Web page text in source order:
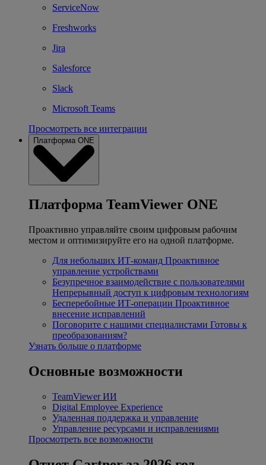
ServiceNow
Freshworks
Jira
Salesforce
Slack
Microsoft Teams
Просмотреть все интеграции
Платформа ONE
Платформа TeamViewer ONE
Проактивно управляйте своим цифровым рабочим
местом и оптимизируйте его на одной платформе.
Для небольших ИТ-команд Проактивное
управление устройствами
Безупречное взаимодействие с пользователями
Непрерывный доступ к цифровым технологиям
Бесперебойные ИТ-операции Проактивное
внесение исправлений
Поговорите с нашими специалистами Готовы к
преобразованиям?
Узнать больше о платформе
Основные возможности
TeamViewer ИИ
Digital Employee Experience
Удаленная поддержка и управление
Управление ресурсами и исправлениями
Просмотреть все возможности